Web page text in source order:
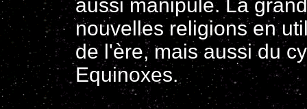
aussi manipulé. La
nouvelles religions en
de l'ère, mais aussi du
Equinoxes.